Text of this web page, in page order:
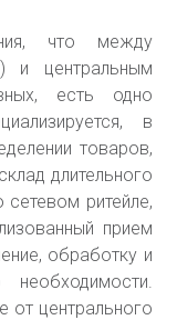
что между
и центральным
есть одно
в
товаров,
длительного
ритейле,
прием
обработку и
от центрального